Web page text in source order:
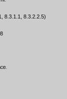
8.3.1.1, 8.3.2.2.5)